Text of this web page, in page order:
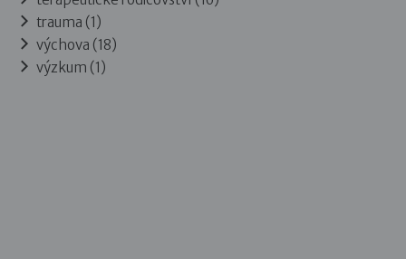
trauma (1)
výchova (18)
výzkum (1)